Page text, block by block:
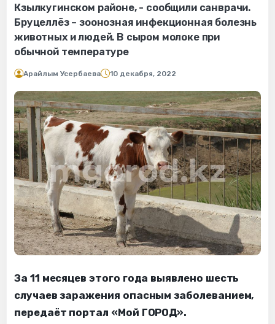
Кзылкугинском районе, - сообщили санврачи.
Бруцеллёз – зоонозная инфекционная болезнь
животных и людей. В сыром молоке при
обычной температуре
Арайлым Усербаева 10 декабря, 2022
За 11 месяцев этого года выявлено шесть
случаев заражения опасным заболеванием,
передаёт портал «Мой ГОРОД».